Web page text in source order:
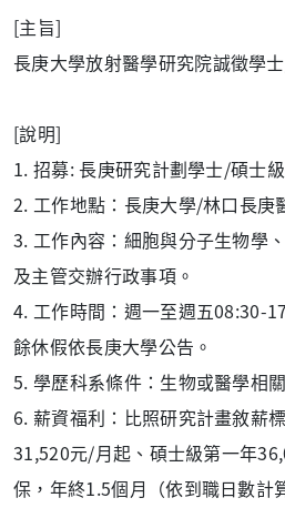
[主旨]
長庚大學放射醫學研究院誠徵學
[說明]
1. 招募: 長庚研究計劃學士/碩士
2. 工作地點：長庚大學/林口長庚
3. 工作內容：細胞與分子生物學
及主管交辦行政事項。
4. 工作時間：週一至週五08:30-
餘休假依長庚大學公告。
5. 學歷科系條件：生物或醫學相
6. 薪資福利：比照研究計畫敘薪
31,520元/月起、碩士級第一年
保，年終1.5個月（依到職日數計